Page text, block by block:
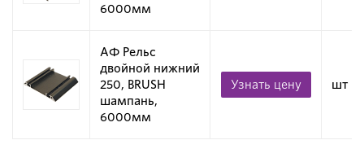
6000мм
АФ Рельс
двойной нижний
250, BRUSH
шампань,
6000мм
Узнать цену шт